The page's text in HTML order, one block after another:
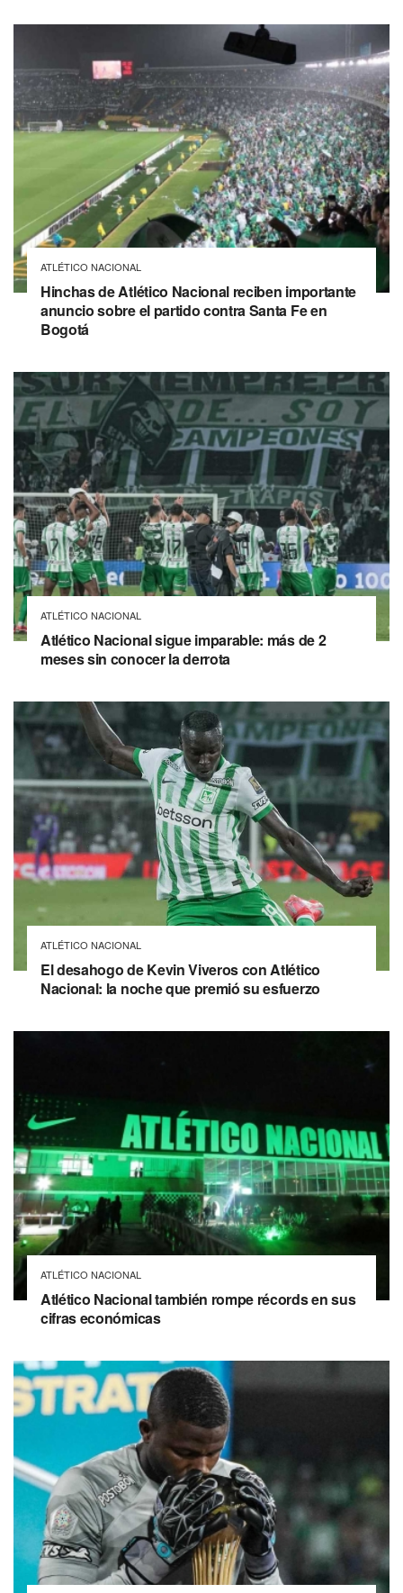
ATLÉTICO NACIONAL
Hinchas de Atlético Nacional reciben importante
anuncio sobre el partido contra Santa Fe en
Bogotá
ATLÉTICO NACIONAL
Atlético Nacional sigue imparable: más de 2
meses sin conocer la derrota
ATLÉTICO NACIONAL
El desahogo de Kevin Viveros con Atlético
Nacional: la noche que premió su esfuerzo
ATLÉTICO NACIONAL
Atlético Nacional también rompe récords en sus
cifras económicas